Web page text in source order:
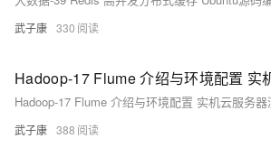
武子康 330
武子康 388